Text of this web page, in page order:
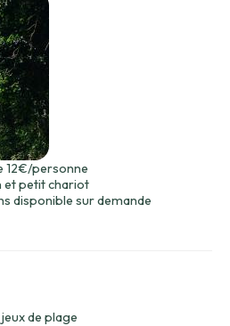
12€/personne
et petit chariot
disponible sur demande
de plage